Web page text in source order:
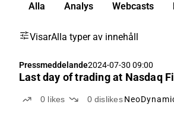
Alla Analys Webcasts
VisarAlla typer av innehåll
Pressmeddelande2024-07-30 09:00
Last day of trading at Nasdaq
0 likes 0 dislikes